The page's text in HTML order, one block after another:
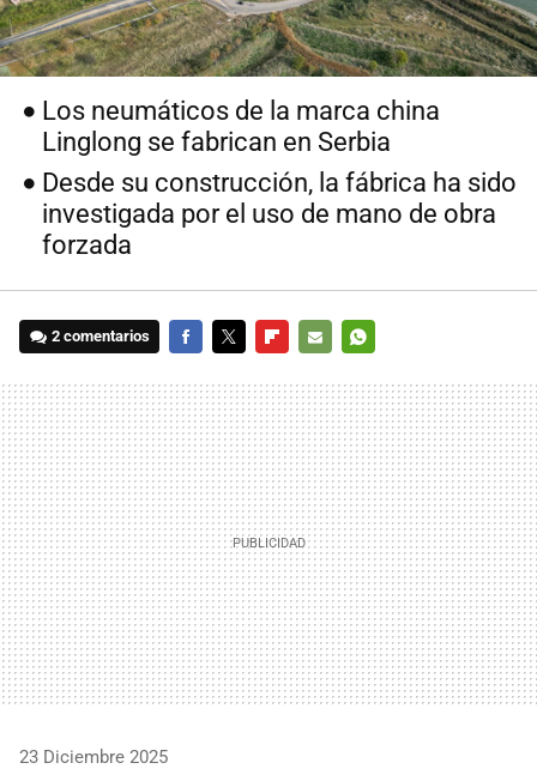
Los neumáticos de la marca china
Linglong se fabrican en Serbia
Desde su construcción, la fábrica ha sido
investigada por el uso de mano de obra
forzada
2 comentarios
MAIL
23 Diciembre 2025